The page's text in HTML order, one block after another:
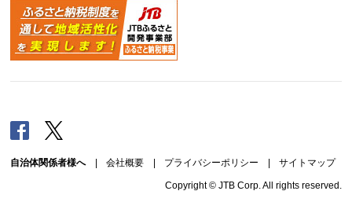
Facebook
自治体関係者様へ| 会社概要 プライバシーポリシー サイトマップ
Copyright © JTB Corp. All rights reserved.